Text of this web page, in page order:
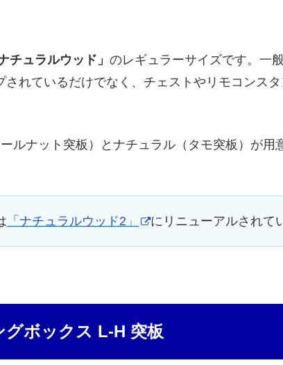
チュラルウッド」 のレギュラーサイズです。一
されているだけでなく、チェストやリモコンス
ルナット突板）とナチュラル（タモ突板）が用
「ナチュラルウッド2」 にリニューアルされて
ボックス L-H 突板